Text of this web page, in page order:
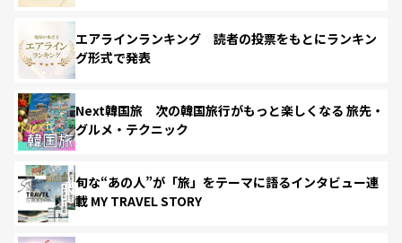
エアラインランキング 読者の投票をもとにランキン
グ形式で発表
Next韓国旅 次の韓国旅行がもっと楽しくなる 旅先・
グルメ・テクニック
旬な“あの人”が「旅」をテーマに語るインタビュー連
載 MY TRAVEL STORY